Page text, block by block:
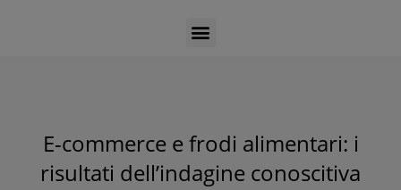
E-commerce e frodi alimentari: i
risultati dell’indagine conoscitiva